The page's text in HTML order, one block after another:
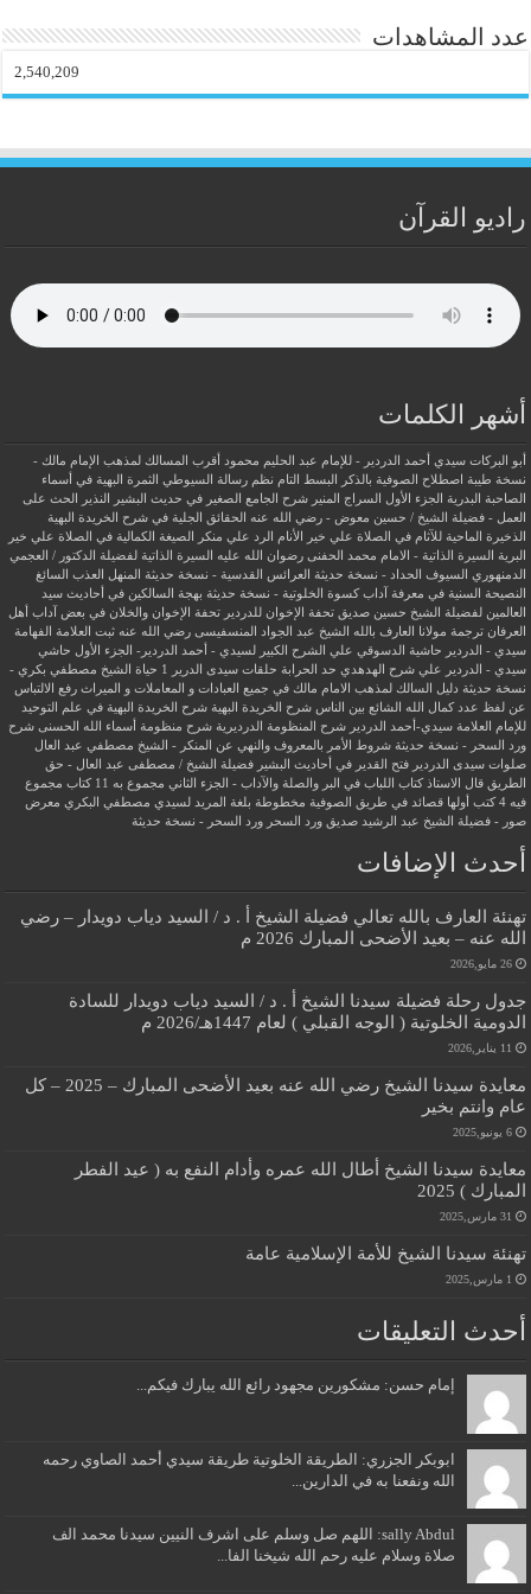
عدد المشاهدات
2,540,209
راديو القرآن
أشهر الكلمات
أبو البركات سيدي أحمد الدردير - للإمام عبد الحليم محمود
أقرب المسالك لمذهب الإمام مالك -
نسخة طيبة اصطلاح الصوفية بالذكر البسط التام نظم رسالة السيوطي
الثمرة البهية في أسماء
الصاحبة البدرية
الجزء الأول السراج المنير شرح الجامع الصغير في حديث البشير النذير
الحث على
العمل - فضيلة الشيخ / حسين معوض - رضي الله عنه
الحقائق الجلية في شرح الخريدة البهية
الذخيرة الماحية للآثام في الصلاة علي خير الأنام
الرد علي منكر الصيغة الكمالية في الصلاة علي خير
البرية
السيرة الذاتية - الامام محمد الحفنى رضوان الله عليه
السيرة الذاتية لفضيلة الدكتور / العجمي
الدمنهوري
السيوف الحداد - نسخة حديثة العرائس القدسية - نسخة حديثة
المنهل العذب السائغ
النصيحة السنية في معرفة آداب كسوة الخلوتية - نسخة حديثة بهجة السالكين في أحاديث سيد
العالمين لفضيلة الشيخ حسين صديق
تحفة الإخوان للدردير تحفة الإخوان والخلان في بعض آداب أهل
العرفان ترجمة مولانا العارف بالله الشيخ عبد الجواد المنسفيسى رضي الله عنه ثبت العلامة الفهامة
سيدي - الدردير
حاشية الدسوقي علي الشرح الكبير لسيدي - أحمد الدردير- الجزء الأول حاشي
سيدي - الدردير علي شرح الهدهدي حد الحرابة حلقات سيدى الدرير 1
حياة الشيخ مصطفي بكري -
نسخة حديثة دليل السالك لمذهب الامام مالك في جميع العبادات و المعاملات و الميراث رفع الالتباس
عن لفظ عدد كمال الله الشائع بين الناس شرح الخريدة البهية شرح الخريدة البهية في علم التوحيد
للإمام العلامة سيدي-أحمد الدردير شرح المنظومة الدرديرية شرح منظومة أسماء الله الحسنى شرح
ورد السحر - نسخة حديثة شروط الأمر بالمعروف والنهي عن المنكر - الشيخ مصطفي عبد العال
صلوات سيدى الدردير فتح القدير في أحاديث البشير فضيلة الشيخ / مصطفى عبد العال - حق
الطريق
قال الاستاذ كتاب اللباب في البر والصلة والآداب - الجزء الثاني مجموع به 11 كتاب
مجموع
فيه 4 كتب أولها قصائد في طريق الصوفية
مخطوطة بلغة المريد لسيدي مصطفي البكري معرض
صور - فضيلة الشيخ عبد الرشيد صديق
ورد السحر ورد السحر - نسخة حديثة
أحدث الإضافات
تهنئة العارف بالله تعالي فضيلة الشيخ أ . د / السيد دياب دويدار – رضي
الله عنه – بعيد الأضحى المبارك 2026 م
26 مايو,2026
جدول رحلة فضيلة سيدنا الشيخ أ . د / السيد دياب دويدار للسادة
الدومية الخلوتية ( الوجه القبلي ) لعام 1447هـ/2026 م
11 يناير,2026
معايدة سيدنا الشيخ رضي الله عنه بعيد الأضحى المبارك – 2025 – كل
عام وانتم بخير
6 يونيو,2025
معايدة سيدنا الشيخ أطال الله عمره وأدام النفع به ( عيد الفطر
المبارك ) 2025
31 مارس,2025
تهنئة سيدنا الشيخ للأمة الإسلامية عامة
1 مارس,2025
أحدث التعليقات
إمام حسن: مشكورين مجهود رائع الله يبارك فيكم...
ابوبكر الجزري: الطريقة الخلوتية طريقة سيدي أحمد الصاوي رحمه
الله ونفعنا به في الدارين...
sally Abdul: اللهم صل وسلم على اشرف النيين سيدنا محمد الف
صلاة وسلام عليه رحم الله شيخنا الفا...